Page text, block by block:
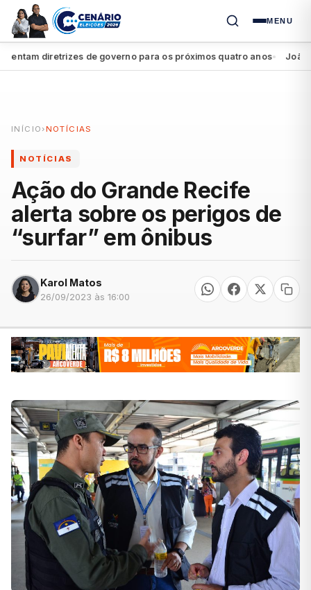
MENU
diretrizes de governo para os próximos quatro anos● João
INÍCIO › NOTÍCIAS
NOTÍCIAS
Ação do Grande Recife
alerta sobre os perigos de
“surfar” em ônibus
Karol Matos
26/09/2023 às 16:00